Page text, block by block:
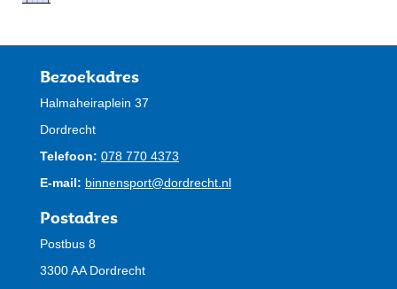
Bezoekadres
Halmaheiraplein 37
Dordrecht
Telefoon: 078 770 4373
E-mail: binnensport@dordrecht.nl
Postadres
Postbus 8
3300 AA Dordrecht